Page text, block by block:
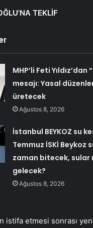
TEKLİF
MHP’li Feti
mesajı: Yasal
üretecek
Ağustos 8, 2026
İstanbul BEYKOZ su
Temmuz İSKİ Beykoz
zaman bitecek, sular
gelecek?
Ağustos 8, 2026
istifa etmesi sonrası